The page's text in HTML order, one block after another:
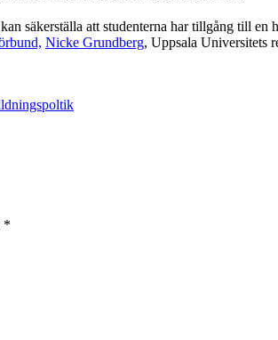
säkerställa att studenterna har tillgång till
Nicke Grundberg, Uppsala Universitets
*